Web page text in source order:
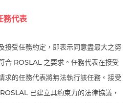
代表
接受任務約定，即表示同意盡最大之努
合 ROSLAL 之要求。任務代表在接受
求的任務代表將無法執行該任務。接受
已建立具約束力的法律協議，